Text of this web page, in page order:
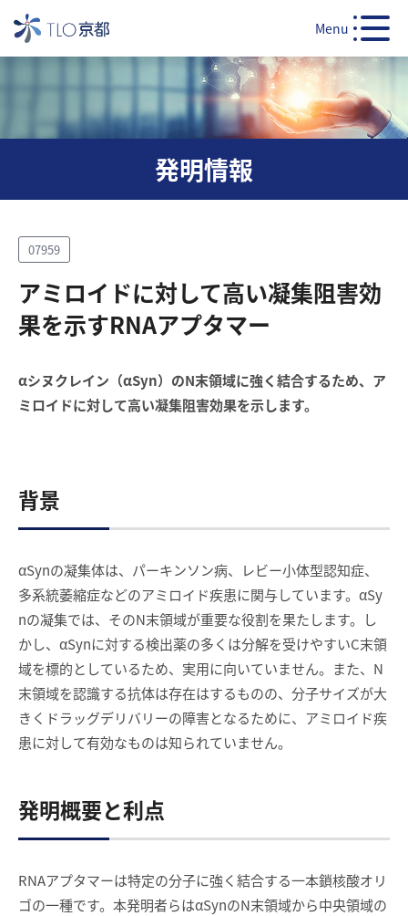
Menu
発明情報
07959
アミロイドに対して高い凝集阻害効
果を示すRNAアプタマー
αシヌクレイン（αSyn）のN末領域に強く結合するため、ア
ミロイドに対して高い凝集阻害効果を示します。
背景
αSynの凝集体は、パーキンソン病、レビー小体型認知症、
多系統萎縮症などのアミロイド疾患に関与しています。αSy
nの凝集では、そのN末領域が重要な役割を果たします。し
かし、αSynに対する検出薬の多くは分解を受けやすいC末領
域を標的としているため、実用に向いていません。また、N
末領域を認識する抗体は存在はするものの、分子サイズが大
きくドラッグデリバリーの障害となるために、アミロイド疾
患に対して有効なものは知られていません。
発明概要と利点
RNAアプタマーは特定の分子に強く結合する一本鎖核酸オリ
ゴの一種です。本発明者らはαSynのN末領域から中央領域の